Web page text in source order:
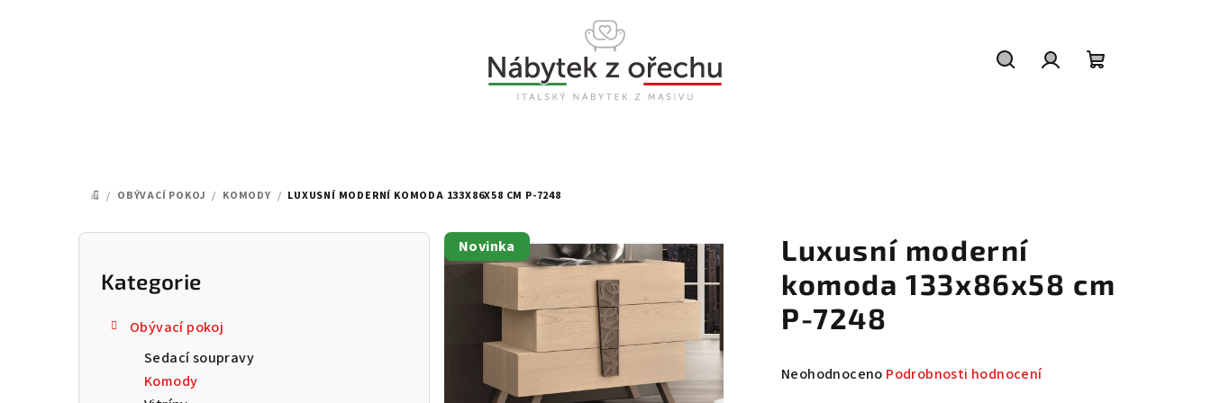
DOMŮ
/ OBÝVACÍ POKOJ / KOMODY / LUXUSNÍ MODERNÍ KOMODA 133X86X58 CM P-7248
P
Přeskočit
kategorie
Kategorie
Obývací pokoj
Sedací soupravy
Komody
Luxusní moderní
komoda 133x86x58 cm
P-7248
Průměrné
Neohodnoceno Podrobnosti hodnocení
Novinka